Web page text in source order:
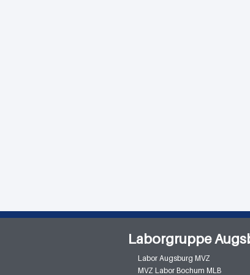
Laborgruppe
Labor Augsburg MVZ
MVZ Labor Bochum MLB